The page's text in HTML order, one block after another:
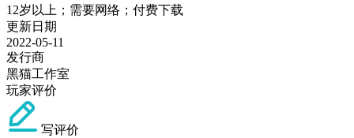
12岁以上；需要网络；付费下载
更新日期
2022-05-11
发行商
黑猫工作室
玩家评价
写评价